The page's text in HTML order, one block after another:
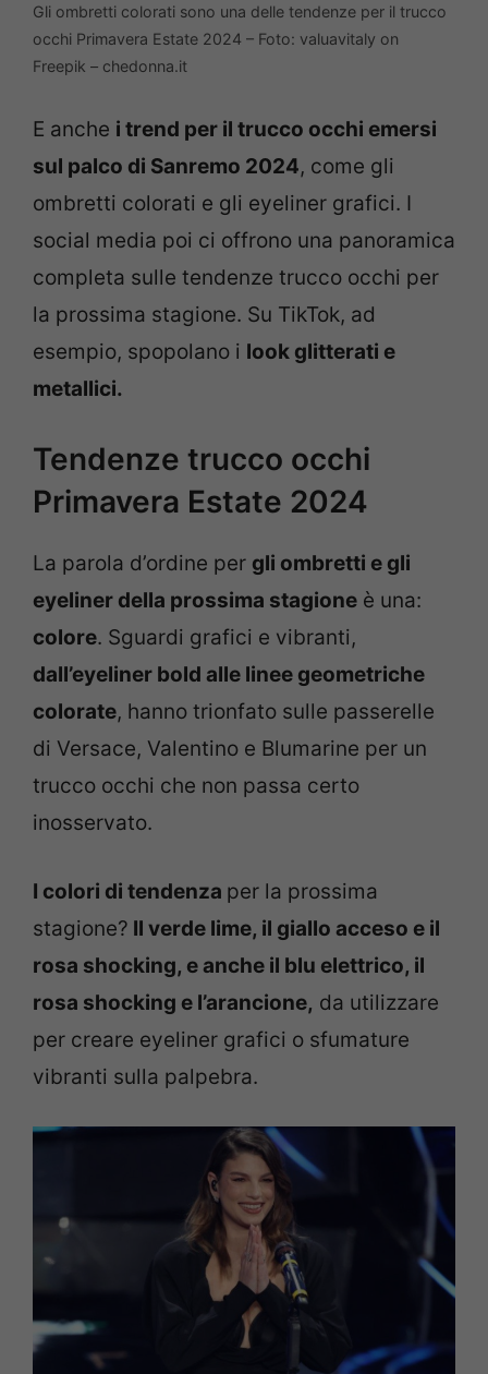
Gli ombretti colorati sono una delle tendenze per il trucco
occhi Primavera Estate 2024 – Foto: valuavitaly on
Freepik – chedonna.it
E anche i trend per il trucco occhi emersi
sul palco di Sanremo 2024, come gli
ombretti colorati e gli eyeliner grafici. I
social media poi ci offrono una panoramica
completa sulle tendenze trucco occhi per
la prossima stagione. Su TikTok, ad
esempio, spopolano i look glitterati e
metallici.
Tendenze trucco occhi
Primavera Estate 2024
La parola d’ordine per gli ombretti e gli
eyeliner della prossima stagione è una:
colore. Sguardi grafici e vibranti,
dall’eyeliner bold alle linee geometriche
colorate, hanno trionfato sulle passerelle
di Versace, Valentino e Blumarine per un
trucco occhi che non passa certo
inosservato.
I colori di tendenza per la prossima
stagione? Il verde lime, il giallo acceso e il
rosa shocking, e anche il blu elettrico, il
rosa shocking e l’arancione, da utilizzare
per creare eyeliner grafici o sfumature
vibranti sulla palpebra.